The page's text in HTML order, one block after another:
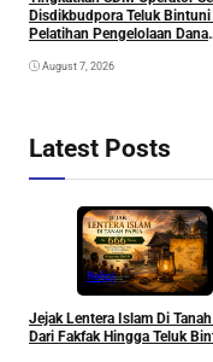
Disdikbudpora Teluk Bintuni
Pelatihan Pengelolaan Dana
August 7, 2026
Latest Posts
Religi
Jejak Lentera Islam Di
Dari Fakfak Hingga Teluk